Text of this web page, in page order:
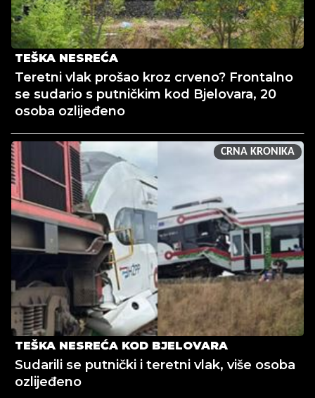
TEŠKA NESREĆA
Teretni vlak prošao kroz crveno? Frontalno
se sudario s putničkim kod Bjelovara, 20
osoba ozlijeđeno
CRNA KRONIKA
TEŠKA NESREĆA KOD BJELOVARA
Sudarili se putnički i teretni vlak, više osoba
ozlijeđeno